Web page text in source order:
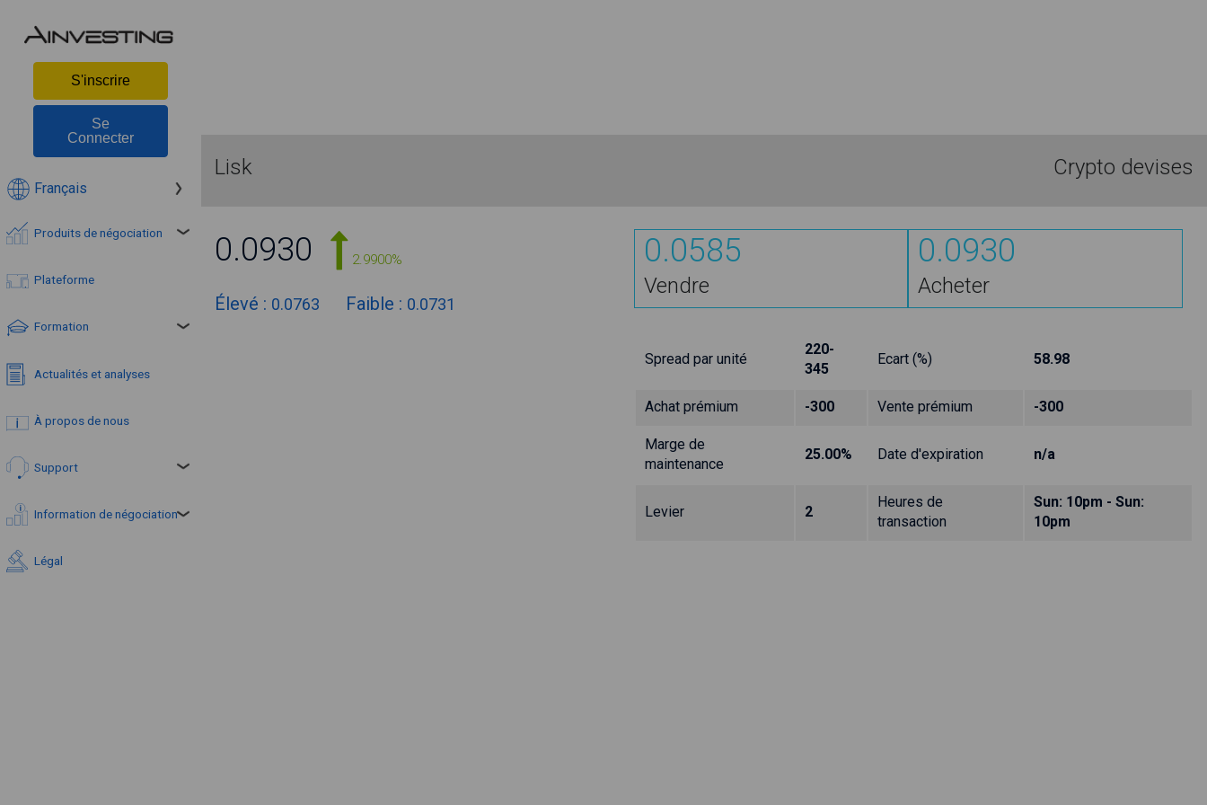
S'inscrire
Se
Connecter
Français
Produits de négociation
Plateforme
Formation
Actualités et analyses
À propos de nous
Support
Information de négociation
Légal
Lisk Crypto devises
0.0930 2.9900%
Élevé : 0.0763 Faible : 0.0731
0.0585
Vendre
0.0930
Acheter
Spread par unité
220-
345
Ecart (%) 58.98
Achat prémium -300 Vente prémium -300
Marge de
maintenance
25.00% Date d'expiration n/a
Levier 2
Heures de
transaction
Sun: 10pm - Sun:
10pm